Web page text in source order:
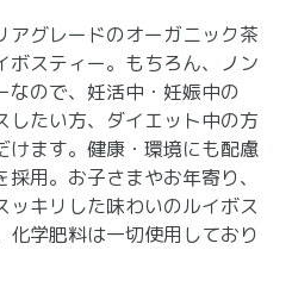
アグレードのオーガニック茶
ボスティー。もちろん、ノン
なので、妊活中・妊娠中の
したい方、ダイエット中の方
けます。健康・環境にも配慮
用。お子さまやお年寄り、
キリした味わいのルイボス
学肥料は一切使用しており